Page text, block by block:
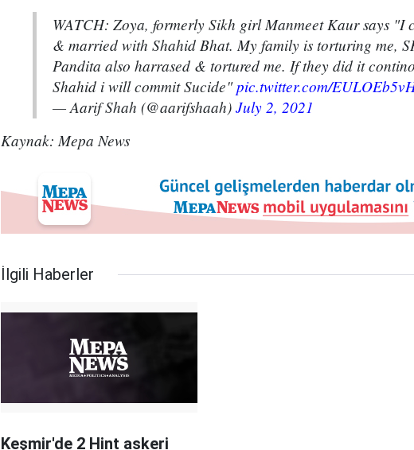
WATCH: Zoya, formerly Sikh girl Manmeet Kaur says "I
& married with Shahid Bhat. My family is torturing me,
Pandita also harrased & tortured me. If they did it
Shahid i will commit Sucide"pic.twitter.com/
— Aarif Shah (@aarifshaah)July 2, 2021
Kaynak: Mepa News
İlgili Haberler
Keşmir'de 2 Hint askeri